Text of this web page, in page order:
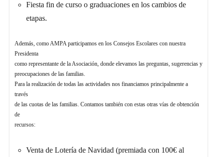
Fiesta fin de curso o graduaciones en los cambios de
etapas.
Además, como AMPA participamos en los Consejos Escolares con nuestra
Presidenta
como representante de la Asociación, donde elevamos las preguntas, sugerencias y
preocupaciones de las familias.
Para la realización de todas las actividades nos financiamos principalmente a
través
de las cuotas de las familias. Contamos también con estas otras vías de obtención
de
recursos:
Venta de Lotería de Navidad (premiada con 100€ al